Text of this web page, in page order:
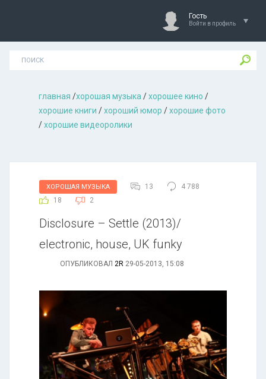
Гость
Войти в профиль
главная /хорошая музыкa /хорошее кино /
хорошие книги /хороший юмор /хорошие фото
/хорошие видеоролики
ХОРОШАЯ МУЗЫКА 13
4 788
18
2
Disclosure – Settle (2013)/
electronic, house, UK funky
ОПУБЛИКОВАЛ 2R 29-05-2013, 15:08